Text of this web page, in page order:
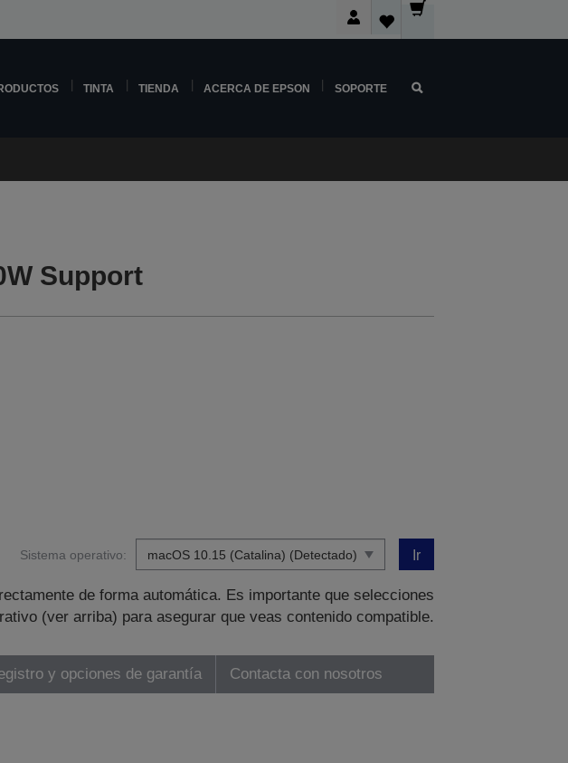
TINTA TIENDA ACERCA DE EPSON SOPORTE
Support
Sistema operativo: Ir
de forma automática. Es importante que selecciones
(ver arriba) para asegurar que veas contenido compatible.
y opciones de garantía Contacta con nosotros